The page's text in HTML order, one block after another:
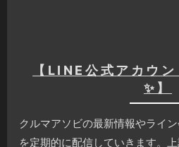
【LINE公式アカウ
✨】
クルマアソビの最新情報やライ
を定期的に配信していきます。